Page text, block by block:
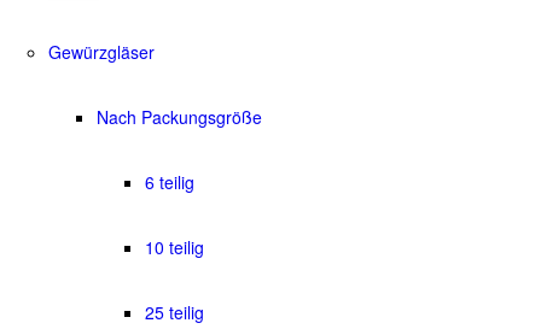
Gewürzgläser
Nach Packungsgröße
6 teilig
10 teilig
25 teilig